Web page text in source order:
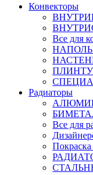
Конвекторы
Все для
Радиаторы
Все для
Покраска